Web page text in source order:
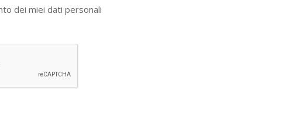
dei miei dati personali